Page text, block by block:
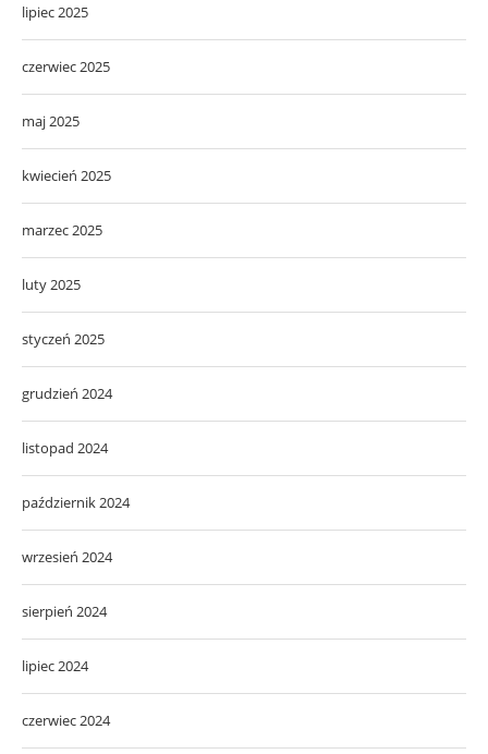
lipiec 2025
czerwiec 2025
maj 2025
kwiecień 2025
marzec 2025
luty 2025
styczeń 2025
grudzień 2024
listopad 2024
październik 2024
wrzesień 2024
sierpień 2024
lipiec 2024
czerwiec 2024